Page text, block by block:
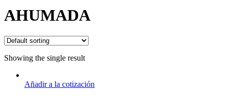
AHUMADA
Showing the single result
Añadir a la cotización